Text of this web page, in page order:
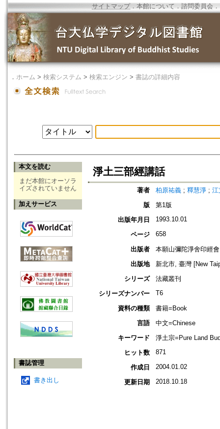
サイトマップ．本館について ． 諮問委員会 ．
． ホーム > 検索システム > 検索エンジン > 書誌の詳細内容
本文を読む
まだ本館にオーソラ
イズされていません
加えサービス
書誌管理
書き出し
淨土三部經講話
著者 柏原祐義 ; 釋慧淨 ; 江
版
第1版
出版年月日
1993.10.01
ページ 658
出版者
本願山彌陀淨舍印經會
出版地
新北市, 臺灣 [New
シリーズ
法藏叢刊
シリーズナンバー
T6
資料の種類
書籍=Book
言語
中文=Chinese
キーワード
淨土宗=Pure Land
ヒット数
871
作成日 2004.01.02
更新日期 2018.10.18